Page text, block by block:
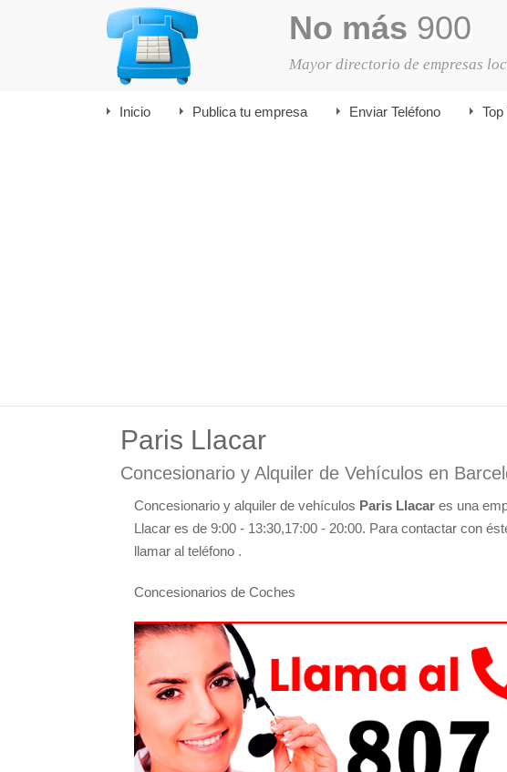
No más 900
Mayor directorio de empresas
Inicio Publica tu empresa Enviar Teléfono Top
Paris Llacar
Concesionario y Alquiler de Vehículos en
Concesionario y alquiler de vehículos Paris Llacar es una
Llacar es de 9:00 - 13:30,17:00 - 20:00. Para contactar con
llamar al teléfono .
Concesionarios de Coches